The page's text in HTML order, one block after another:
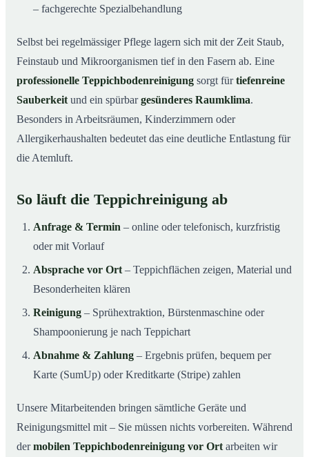
– fachgerechte Spezialbehandlung
Selbst bei regelmässiger Pflege lagern sich mit der Zeit Staub,
Feinstaub und Mikroorganismen tief in den Fasern ab. Eine
professionelle Teppichbodenreinigung sorgt fürtiefenreine
Sauberkeit und ein spürbargesünderes Raumklima.
Besonders in Arbeitsräumen, Kinderzimmern oder
Allergikerhaushalten bedeutet das eine deutliche Entlastung für
die Atemluft.
So läuft die Teppichreinigung ab
Anfrage & Termin – online oder telefonisch, kurzfristig
oder mit Vorlauf
Absprache vor Ort – Teppichflächen zeigen, Material und
Besonderheiten klären
Reinigung – Sprühextraktion, Bürstenmaschine oder
Shampoonierung je nach Teppichart
Abnahme & Zahlung – Ergebnis prüfen, bequem per
Karte (SumUp) oder Kreditkarte (Stripe) zahlen
Unsere Mitarbeitenden bringen sämtliche Geräte und
Reinigungsmittel mit – Sie müssen nichts vorbereiten. Während
dermobilen Teppichbodenreinigung vor Ort arbeiten wir